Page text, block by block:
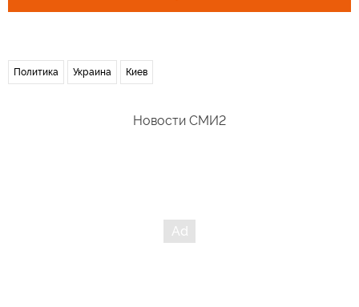
Политика Украина Киев
Новости СМИ2